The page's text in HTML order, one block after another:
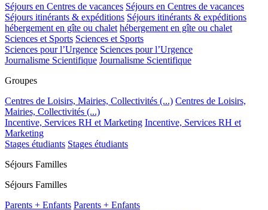
Séjours en Centres de vacances Séjours en Centres de vacances
Séjours itinérants & expéditions Séjours itinérants & expéditions
hébergement en gîte ou chalet hébergement en gîte ou chalet
Sciences et Sports Sciences et Sports
Sciences pour l’Urgence Sciences pour l’Urgence
Journalisme Scientifique Journalisme Scientifique
Groupes
Centres de Loisirs, Mairies, Collectivités (...) Centres de Loisirs,
Mairies, Collectivités (...)
Incentive, Services RH et Marketing Incentive, Services RH et
Marketing
Stages étudiants Stages étudiants
Séjours Familles
Séjours Familles
Parents + Enfants Parents + Enfants